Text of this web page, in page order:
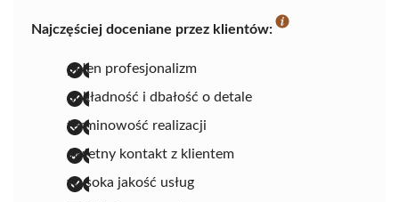
Najczęściej doceniane przez klientów:
pełen profesjonalizm
dokładność i dbałość o detale
terminowość realizacji
świetny kontakt z klientem
wysoka jakość usług